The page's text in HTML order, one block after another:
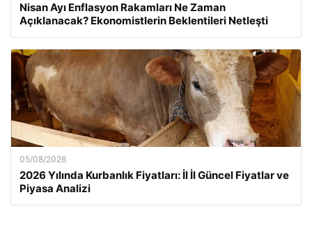
Nisan Ayı Enflasyon Rakamları Ne Zaman
Açıklanacak? Ekonomistlerin Beklentileri Netleşti
05/08/2026
2026 Yılında Kurbanlık Fiyatları: İl İl Güncel Fiyatlar ve
Piyasa Analizi